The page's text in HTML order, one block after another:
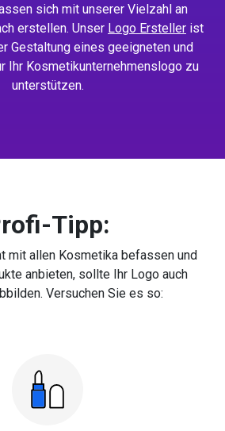
sich mit unserer Vielzahl an
erstellen. Unser Logo Ersteller ist
Gestaltung eines geeigneten und
Ihr Kosmetikunternehmenslogo zu
unterstützen.
Tipp:
mit allen Kosmetika befassen und
anbieten, sollte Ihr Logo auch
Versuchen Sie es so: